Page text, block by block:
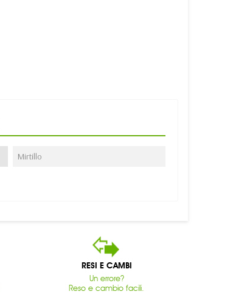
Mirtillo
RESI E CAMBI
Un errore?
Reso e cambio facili.